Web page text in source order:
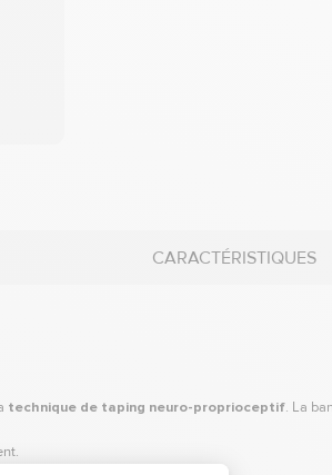
CARACTÉRISTIQUES
technique de taping neuro-proprioceptif. La